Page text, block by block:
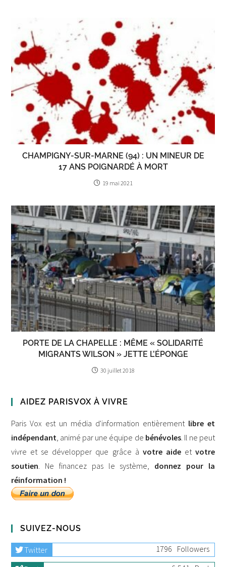
CHAMPIGNY-SUR-MARNE (94) : UN MINEUR DE
17 ANS POIGNARDÉ À MORT
19 mai 2021
PORTE DE LA CHAPELLE : MÊME « SOLIDARITÉ
MIGRANTS WILSON » JETTE L’ÉPONGE
30 juillet 2018
AIDEZ PARISVOX À VIVRE
Paris Vox est un média d'information entièrement libre et
indépendant, animé par une équipe de bénévoles. Il ne peut
vivre et se développer que grâce à votre aideet votre
soutien. Ne financez pas le système, donnez pour la
réinformation !
SUIVEZ-NOUS
Twitter 1796 Followers